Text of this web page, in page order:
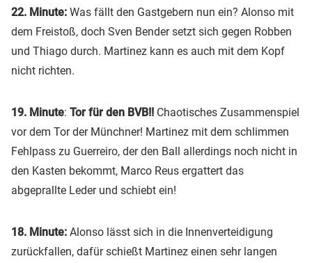
22. Minute: Was fällt den Gastgebern nun ein? Alonso mit
dem Freistoß, doch Sven Bender setzt sich gegen Robben
und Thiago durch. Martinez kann es auch mit dem Kopf
nicht richten.
19. Minute: Tor für den BVB!! Chaotisches Zusammenspiel
vor dem Tor der Münchner! Martinez mit dem schlimmen
Fehlpass zu Guerreiro, der den Ball allerdings noch nicht in
den Kasten bekommt, Marco Reus ergattert das
abgeprallte Leder und schiebt ein!
18. Minute: Alonso lässt sich in die Innenverteidigung
zurückfallen, dafür schießt Martinez einen sehr langen